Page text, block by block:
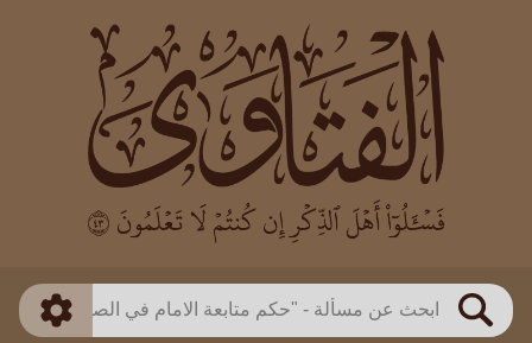
بحث
العالم
بن باز
بن العثيمين
اللجنة الدائمة
طريقة البحث
ذكي